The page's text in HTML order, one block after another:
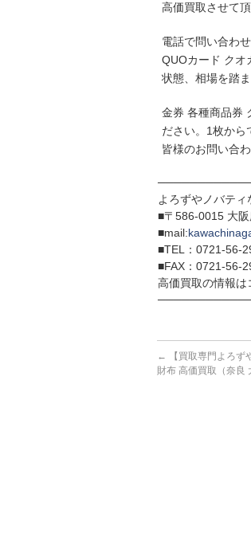
高価買取させて
電話で問い合わ
QUOカード クオ
状態、相場を踏
金券 各種商品券
ださい。1枚から
皆様のお問い合
よろずやノバティ
■〒586-0015 大
■mail:
■TEL：0721-56-
■FAX：0721-56-
高価買取の情報
←
【買取専門よろず
財布 高価買取（奈良